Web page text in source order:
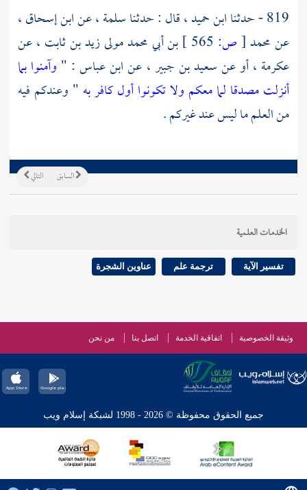
819 - حدثنا
ابن حميد ،قال : حدثناسلمة ،عنابن إسحاق ،
عنمحمد[ص: بن أبي محمد مولى زيد بن ثابت ،عن
عكرمة ،أو عنسعيد بن جبير ، عنابن عباس : " وآمنوا بما
أنزلت مصدقا لما معكم ولا تكونوا أول كافر به " وعندكم فيه
من العلم ما ليس عند غيركم .
التالي السابق
الخدمات العلمية
تفسير الآية ترجمة علم عناوين الشجرة
وثيقة الخصوصية اتفاقية الخدمة اتصل بنا من نحن
جميع الحقوق محفوظة © 2026 - 1998 لشبكة إسلام ويب